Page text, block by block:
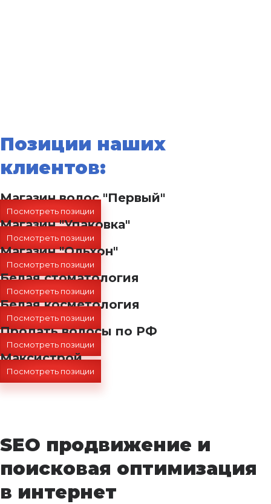
Позиции наших
клиентов:
Магазин волос "Первый"
Посмотреть позиции
Магазин "Упаковка"
Посмотреть позиции
Магазин "Ольхон"
Посмотреть позиции
Белая стоматология
Посмотреть позиции
Белая косметология
Посмотреть позиции
Продать волосы по РФ
Посмотреть позиции
Максистрой
Посмотреть позиции
SEO продвижение и
поисковая оптимизация
в интернет